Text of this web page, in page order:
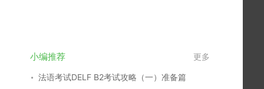
小编推荐 更多
法语考试DELF B2考试攻略（一）准备篇